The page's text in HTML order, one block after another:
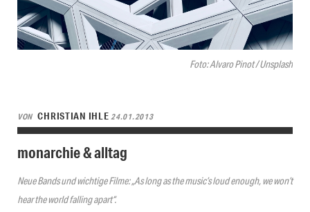
Foto: Alvaro Pinot / Unsplash
VON CHRISTIAN IHLE24.01.2013
monarchie & alltag
Neue Bands und wichtige Filme: „As long as the music’s loud enough, we won’t
hear the world falling apart“.